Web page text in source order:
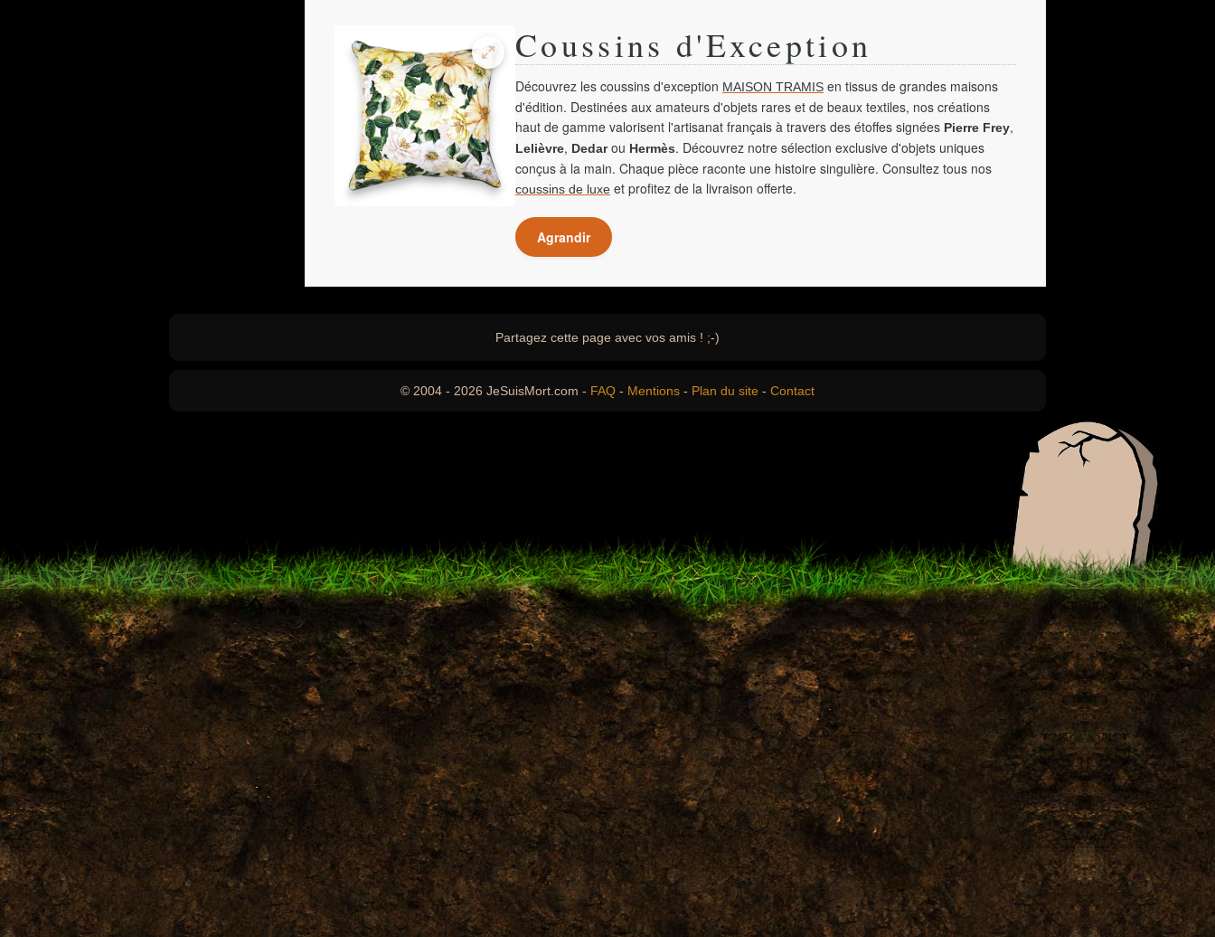
Coussins d'Exception
Découvrez les coussins d'exception MAISON TRAMIS en tissus de grandes maisons
d'édition. Destinées aux amateurs d'objets rares et de beaux textiles, nos créations
haut de gamme valorisent l'artisanat français à travers des étoffes signées Pierre Frey,
Lelièvre, Dedarou Hermès. Découvrez notre sélection exclusive d'objets uniques
conçus à la main. Chaque pièce raconte une histoire singulière. Consultez tous nos
coussins de luxe et profitez de la livraison offerte.
Agrandir
Partagez cette page avec vos amis ! ;-)
© 2004 - 2026 JeSuisMort.com - FAQ - Mentions - Plan du site - Contact